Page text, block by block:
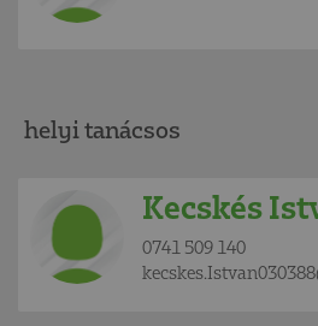
helyi tanácsos
Kecskés
0741 509 140